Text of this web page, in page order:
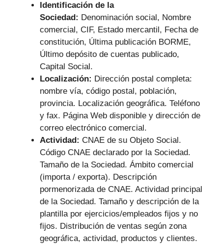
Identificación de la
Sociedad: Denominación social, Nombre
comercial, CIF, Estado mercantil, Fecha de
constitución, Última publicación BORME,
Último depósito de cuentas publicado,
Capital Social.
Localización: Dirección postal completa:
nombre vía, código postal, población,
provincia. Localización geográfica. Teléfono
y fax. Página Web disponible y dirección de
correo electrónico comercial.
Actividad: CNAE de su Objeto Social.
Código CNAE declarado por la Sociedad.
Tamaño de la Sociedad. Ámbito comercial
(importa / exporta). Descripción
pormenorizada de CNAE. Actividad principal
de la Sociedad. Tamaño y descripción de la
plantilla por ejercicios/empleados fijos y no
fijos. Distribución de ventas según zona
geográfica, actividad, productos y clientes.